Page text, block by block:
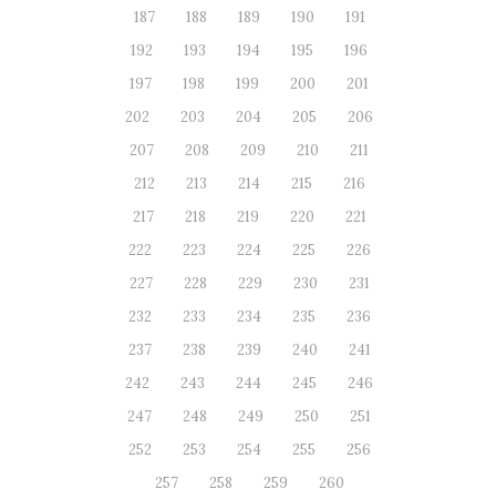
187
188 189 190
191
192
193 194 195
196
197
198 199 200
201
202
203 204 205
206
207
208 209 210
211
212
213 214 215
216
217
218 219 220
221
222
223 224 225
226
227
228 229 230
231
232
233 234 235
236
237
238 239 240
241
242
243 244 245
246
247
248 249 250
251
252
253 254 255
256
257
258 259 260